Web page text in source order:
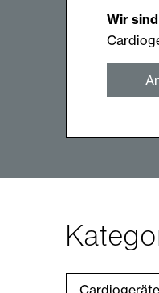
Wir
Cardiogeräte